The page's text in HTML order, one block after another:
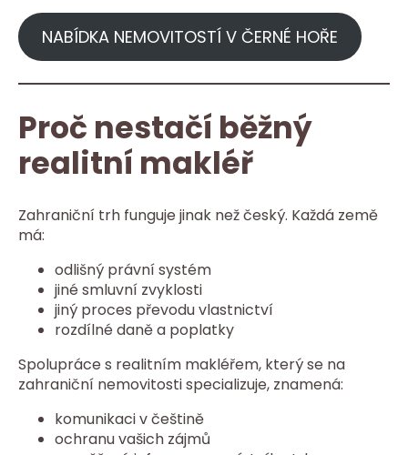
NABÍDKA NEMOVITOSTÍ V ČERNÉ HOŘE
Proč nestačí běžný
realitní makléř
Zahraniční trh funguje jinak než český. Každá země
má:
odlišný právní systém
jiné smluvní zvyklosti
jiný proces převodu vlastnictví
rozdílné daně a poplatky
Spolupráce s realitním makléřem, který se na
zahraniční nemovitosti specializuje, znamená:
komunikaci v češtině
ochranu vašich zájmů